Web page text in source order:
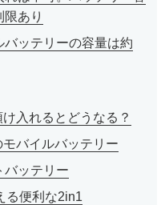
あり
ッテリーの容量は約
入れるとどうなる？
バイルバッテリー
バッテリー
る便利な2in1